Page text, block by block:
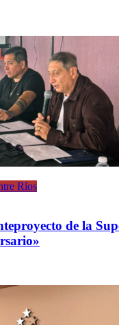
Ríos
de la